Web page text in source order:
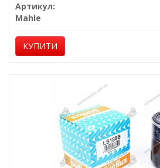
Артикул:
Mahle
КУПИТИ